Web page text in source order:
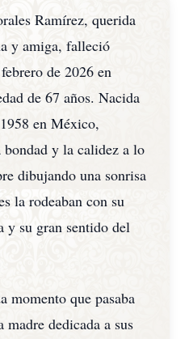
Ramírez, querida
y amiga, falleció
de 2026 en
de 67 años. Nacida
en México,
y la calidez a lo
dibujando una sonrisa
la rodeaban con su
y su gran sentido del
momento que pasaba
dedicada a sus